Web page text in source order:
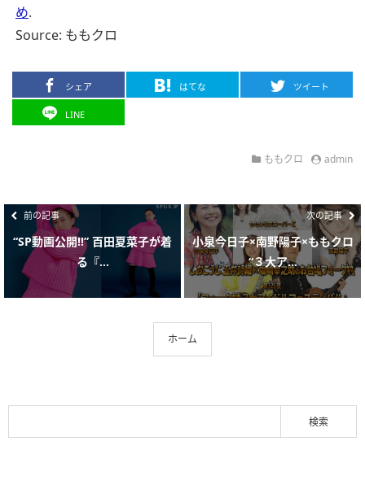
め.
Source: ももクロ
シェア はてな ツイート
LINE
ももクロ admin
前の記事
“SP動画公開!!” 百田夏菜子が着
る『...
次の記事
小泉今日子×南野陽子×ももクロ
“３大ア...
ホーム